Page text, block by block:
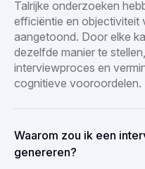
Talrijke onderzoeken
efficiëntie en objectiviteit
aangetoond. Door elke
dezelfde manier te
interviewproces en
cognitieve vooroordelen.
Waarom zou ik een
genereren?